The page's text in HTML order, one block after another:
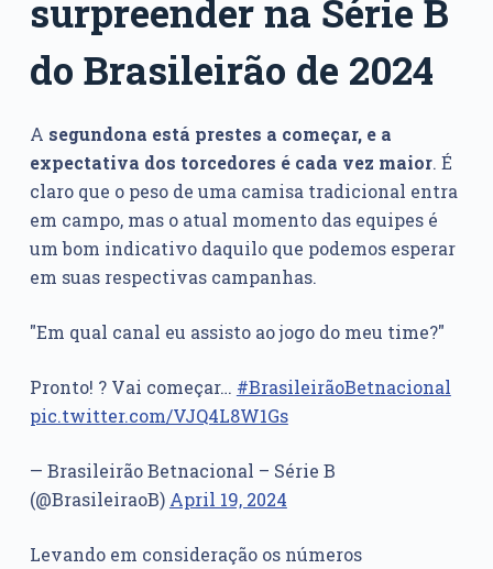
surpreender na Série B
do Brasileirão de 2024
A segundona está prestes a começar, e a
expectativa dos torcedores é cada vez maior. É
claro que o peso de uma camisa tradicional entra
em campo, mas o atual momento das equipes é
um bom indicativo daquilo que podemos esperar
em suas respectivas campanhas.
"Em qual canal eu assisto ao jogo do meu time?"
Pronto! ? Vai começar… #BrasileirãoBetnacional
pic.twitter.com/VJQ4L8W1Gs
— Brasileirão Betnacional – Série B
(@BrasileiraoB) April 19, 2024
Levando em consideração os números